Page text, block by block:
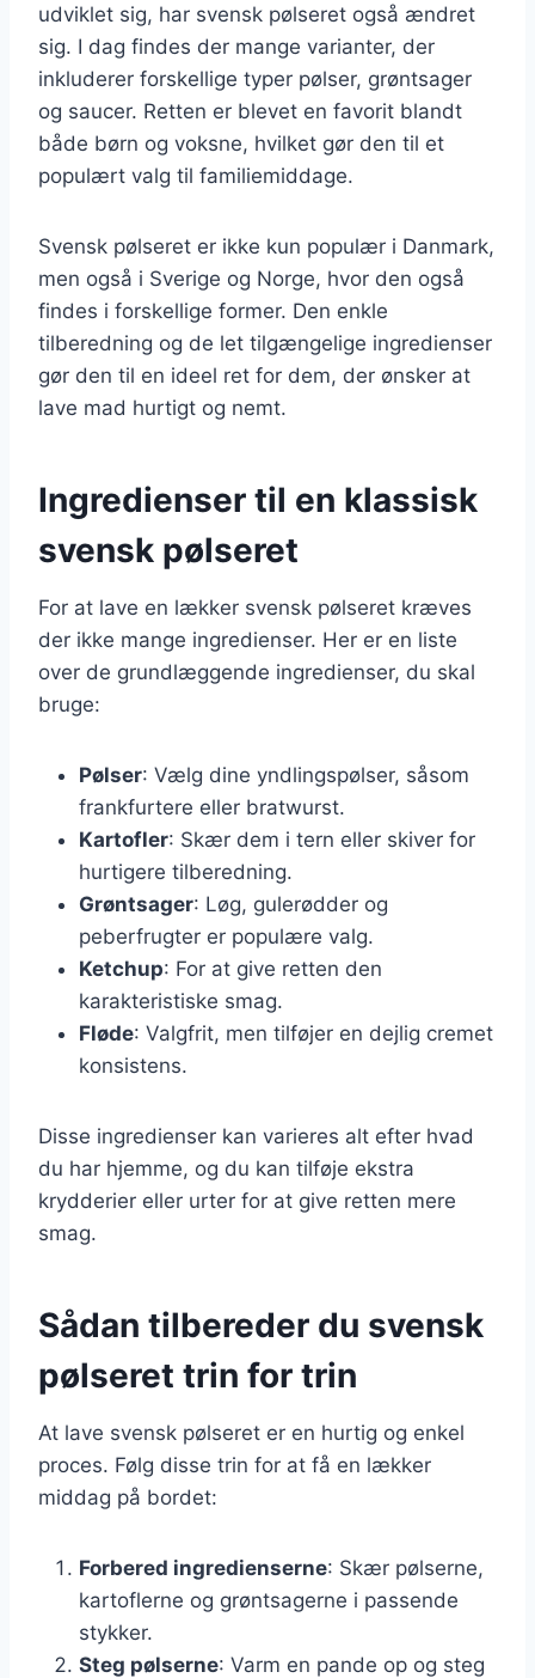
udviklet sig, har svensk pølseret også ændret
sig. I dag findes der mange varianter, der
inkluderer forskellige typer pølser, grøntsager
og saucer. Retten er blevet en favorit blandt
både børn og voksne, hvilket gør den til et
populært valg til familiemiddage.
Svensk pølseret er ikke kun populær i Danmark,
men også i Sverige og Norge, hvor den også
findes i forskellige former. Den enkle
tilberedning og de let tilgængelige ingredienser
gør den til en ideel ret for dem, der ønsker at
lave mad hurtigt og nemt.
Ingredienser til en klassisk
svensk pølseret
For at lave en lækker svensk pølseret kræves
der ikke mange ingredienser. Her er en liste
over de grundlæggende ingredienser, du skal
bruge:
Pølser: Vælg dine yndlingspølser, såsom
frankfurtere eller bratwurst.
Kartofler: Skær dem i tern eller skiver for
hurtigere tilberedning.
Grøntsager: Løg, gulerødder og
peberfrugter er populære valg.
Ketchup: For at give retten den
karakteristiske smag.
Fløde: Valgfrit, men tilføjer en dejlig cremet
konsistens.
Disse ingredienser kan varieres alt efter hvad
du har hjemme, og du kan tilføje ekstra
krydderier eller urter for at give retten mere
smag.
Sådan tilbereder du svensk
pølseret trin for trin
At lave svensk pølseret er en hurtig og enkel
proces. Følg disse trin for at få en lækker
middag på bordet:
Forbered ingredienserne: Skær pølserne,
kartoflerne og grøntsagerne i passende
stykker.
Steg pølserne: Varm en pande op og steg